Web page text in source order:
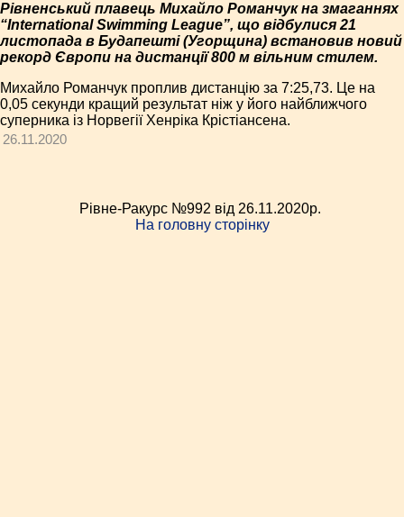
Рівненський плавець Михайло Романчук на змаганнях
“International Swimming League”, що відбулися 21
листопада в Будапешті (Угорщина) встановив новий
рекорд Європи на дистанції 800 м вільним стилем.
Михайло Романчук проплив дистанцію за 7:25,73. Це на
0,05 секунди кращий результат ніж у його найближчого
суперника із Норвегії Хенріка Крістіансена.
26.11.2020
Рівне-Ракурс №992 від 26.11.2020p.
На головну сторінку